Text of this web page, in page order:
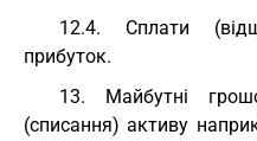
12.4. Сплати
прибуток.
13. Майбутні
(списання) активу